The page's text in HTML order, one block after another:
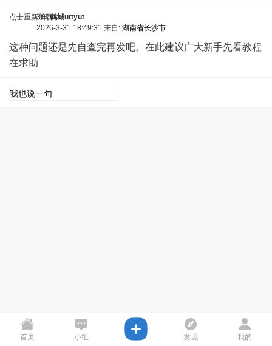
点击重新加载
3车 鹤城uttyut
2026-3-31 18:49:31 来自: 湖南省长沙市
这种问题还是先自查完再发吧。在此建议广大新手先看教程
在求助
点击重新加载
首页 小组 发现 我的